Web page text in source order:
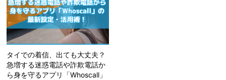
タイでの着信、出ても大丈夫？
急増する迷惑電話や詐欺電話か
ら身を守るアプリ「Whoscall」